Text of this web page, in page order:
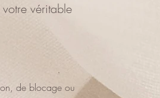
véritable
de blocage ou